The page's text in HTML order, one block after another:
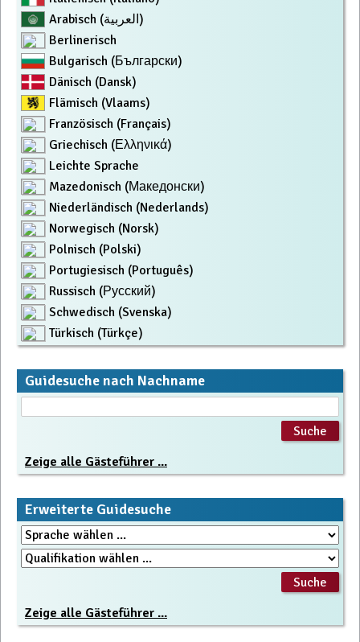
Arabisch (العربية)
Berlinerisch
Bulgarisch (Български)
Dänisch (Dansk)
Flämisch (Vlaams)
Französisch (Français)
Griechisch (Ελληνικά)
Leichte Sprache
Mazedonisch (Македонски)
Niederländisch (Nederlands)
Norwegisch (Norsk)
Polnisch (Polski)
Portugiesisch (Português)
Russisch (Русский)
Schwedisch (Svenska)
Türkisch (Türkçe)
Guidesuche nach Nachname
Zeige alle Gästeführer ...
Erweiterte Guidesuche
Zeige alle Gästeführer ...